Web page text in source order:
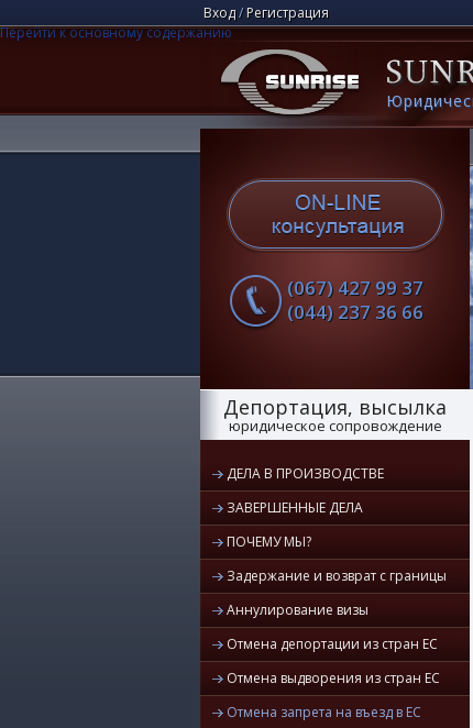
Перейти к основному содержанию
Вход/ Регистрация
(067) 427 99 37
(044) 237 36 66
Депортация, высылка
юридическое сопровождение
ДЕЛА В ПРОИЗВОДСТВЕ
ЗАВЕРШЕННЫЕ ДЕЛА
ПОЧЕМУ МЫ?
Задержание и возврат с границы
Аннулирование визы
Отмена депортации из стран ЕС
Отмена выдворения из стран ЕС
Отмена запрета на въезд в ЕС